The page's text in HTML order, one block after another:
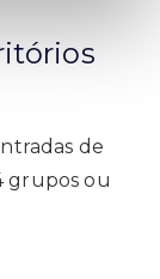
de
grupos ou